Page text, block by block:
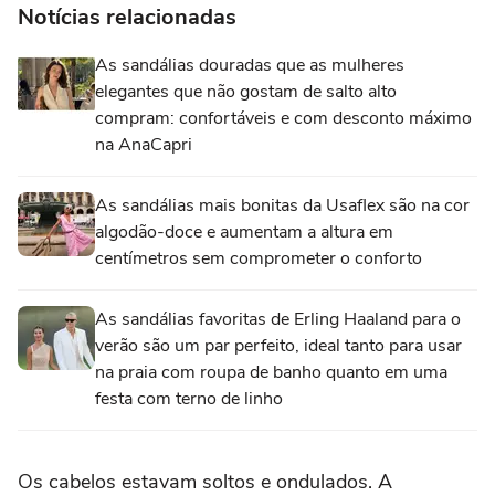
Notícias relacionadas
As sandálias douradas que as mulheres
elegantes que não gostam de salto alto
compram: confortáveis e com desconto máximo
na AnaCapri
As sandálias mais bonitas da Usaflex são na cor
algodão-doce e aumentam a altura em
centímetros sem comprometer o conforto
As sandálias favoritas de Erling Haaland para o
verão são um par perfeito, ideal tanto para usar
na praia com roupa de banho quanto em uma
festa com terno de linho
Os cabelos estavam soltos e ondulados. A